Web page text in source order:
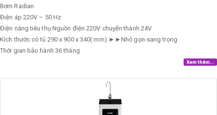
Bơm Radian
Điện áp 220V – 50 Hz
Điện năng tiêu thụ Nguồn điện 220V chuyển thành 24V
Kích thước có tủ 290 x 900 x 340( mm) ►►Nhỏ gọn-sang trọng
Thời gian bảo hành 36 tháng
Xem thêm...